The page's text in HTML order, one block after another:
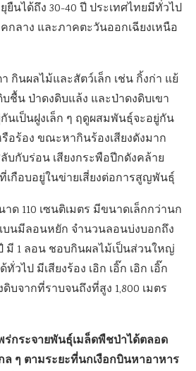
นได้ถึง 30-40 ปี ประเทศไทยมีทั่วไป
กลาง และภาคตะวันออกเฉียงเหนือ
กินผลไม้และสัตว์เล็ก เช่น กิ้งก่า แย้
ชื้น ป่าดงดิบแล้ง และป่าดงดิบเขา
นเป็นฝูงเล็ก ๆ ฤดูผสมพันธุ์จะอยู่กัน
อร้อง ขณะหากินร้องเสียงดังมาก
บกับร่อน เสียงกระพือปีกดังคล้าย
เกือบอยู่ในข่ายเสี่ยงต่อการสูญพันธุ์
ด 110 เซนติเมตร มีขนาดเล็กกว่านก
บนมีลอนหยัก จำนวนลอนบ่งบอกถึง
มี 1 ลอน ชอบกินผลไม้เป็นส่วนใหญ่
ไป มีเสียงร้อง เอิก เอิ๊ก เอิก เอิ๊ก
บจากที่ราบจนถึงที่สูง 1,800 เมตร
กระจายพันธุ์เมล็ดพืชป่าได้ตลอด
ๆ ตามระยะที่นกเงือกบินหาอาหาร